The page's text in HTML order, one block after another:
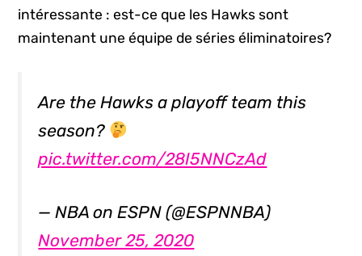
intéressante : est-ce que les Hawks sont
maintenant une équipe de séries éliminatoires?
Are the Hawks a playoff team this
season?
pic.twitter.com/28I5NNCzAd
— NBA on ESPN (@ESPNNBA)
November 25, 2020